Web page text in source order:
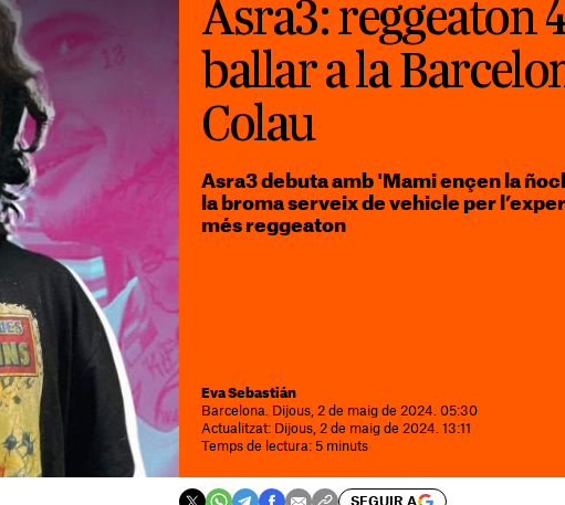
Asra3: reggeaton
ballar a la
Colau
Asra3 debuta amb 'Mami ençen la
la broma serveix de vehicle per
més reggeaton
Eva Sebastián
Barcelona. Dijous, 2 de maig de 2024. 05:30
Actualitzat: Dijous, 2 de maig de 2024. 13:11
Temps de lectura: 5 minuts
SEGUIR A